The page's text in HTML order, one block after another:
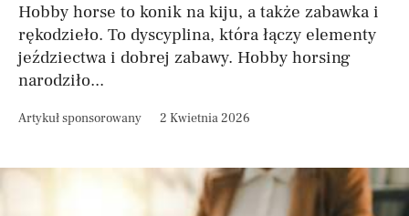
Hobby horse to konik na kiju, a także zabawka i
rękodzieło. To dyscyplina, która łączy elementy
jeździectwa i dobrej zabawy. Hobby horsing
narodziło...
Artykuł sponsorowany 2 Kwietnia 2026